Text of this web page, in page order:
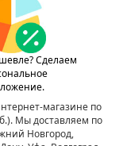
Сделаем
магазине по
. Мы доставляем по
Новгород,